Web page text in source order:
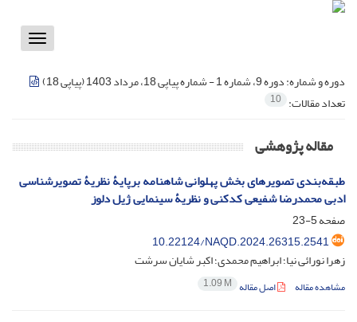
Toggle
دوره و شماره:دوره 9، شماره 1 - شماره پیاپی 18، مرداد 1403 (پیاپی 18)
تعداد مقالات: 10
مقاله پژوهشی
طبقه‌بندی تصویرهای بخش پهلوانی شاهنامه برپایۀ نظریۀ تصویرشناسی
ادبی محمدرضا شفیعی کدکنی و نظریۀ سینمایی ژیل دلوز
صفحه5-23
10.22124/NAQD.2024.26315.2541
زهرا نورائی نیا؛ ابراهیم محمدی؛ اکبر شایان سرشت
مشاهده مقاله اصل مقاله 1.09 M